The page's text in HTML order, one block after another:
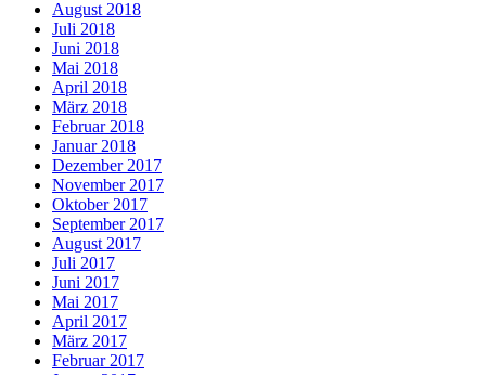
August 2018
Juli 2018
Juni 2018
Mai 2018
April 2018
März 2018
Februar 2018
Januar 2018
Dezember 2017
November 2017
Oktober 2017
September 2017
August 2017
Juli 2017
Juni 2017
Mai 2017
April 2017
März 2017
Februar 2017